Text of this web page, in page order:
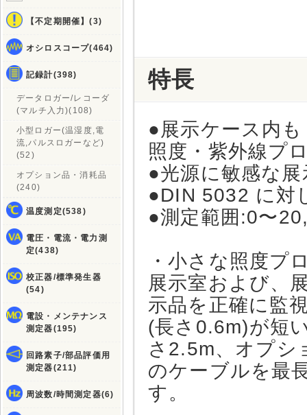
【不定期開催】(3)
オシロスコープ(464)
記録計(398)
データロガー/レコーダ
(マルチ入力)(108)
小型ロガー(温湿度,電
流,パルスロガーなど)
(52)
オプション品・消耗品
(240)
温度測定(538)
電圧・電流・電力測
定(438)
校正器/標準発生器
(54)
電設・メンテナンス
測定器(195)
回路素子/部品評価用
測定器(211)
周波数/時間測定器(6)
特長
●展示ケース内
照度・紫外線プ
●光源に敏感な
●DIN 5032 に対
●測定範囲:0〜
・小さな照度プ
展示室および、
示品を正確に監
(長さ0.6m)が短
さ2.5m、オプシ
のケーブルを最
す。